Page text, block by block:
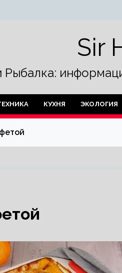
Sir
Рыбалка:
КУХНЯ ЭКОЛОГИЯ